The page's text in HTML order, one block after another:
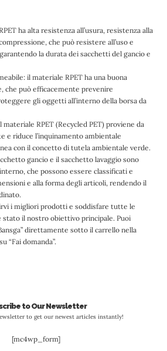
ha alta resistenza all’usura, resistenza alla
che può resistere all’uso e
la durata dei sacchetti del gancio e
il materiale RPET ha una buona
che può efficacemente prevenire
gli oggetti all’interno della borsa da
RPET (Recycled PET) proviene da
e riduce l’inquinamento ambientale
con il concetto di tutela ambientale verde.
gancio e il sacchetto lavaggio sono
che possono essere classificati e
e alla forma degli articoli, rendendo il
i migliori prodotti e soddisfare tutte le
stato il nostro obiettivo principale. Puoi
direttamente sotto il carrello nella
“Fai domanda”.
to Our Newsletter
to get our newest articles instantly!
[mc4wp_form]